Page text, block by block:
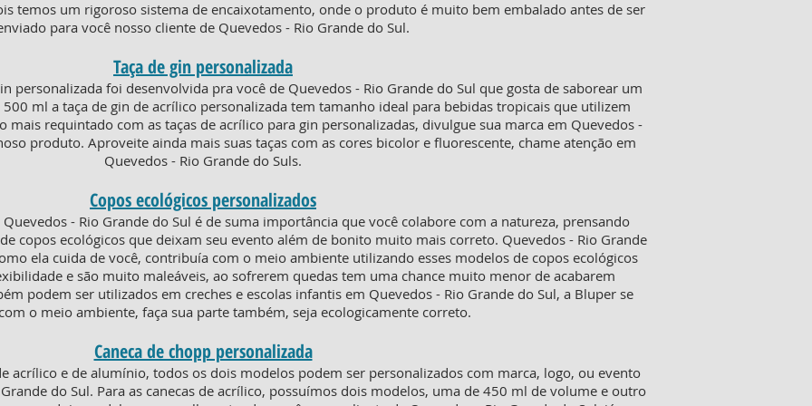
temos um rigoroso sistema de encaixotamento, onde o produto é muito bem embalado antes de ser
para você nosso cliente de Quevedos - Rio Grande do Sul.
Taça de gin personalizada
personalizada foi desenvolvida pra você de Quevedos - Rio Grande do Sul que gosta de saborear um
ml a taça de gin de acrílico personalizada tem tamanho ideal para bebidas tropicais que utilizem
mais requintado com as taças de acrílico para gin personalizadas, divulgue sua marca em Quevedos -
produto. Aproveite ainda mais suas taças com as cores bicolor e fluorescente, chame atenção em
Quevedos - Rio Grande do Suls.
Copos ecológicos personalizados
- Rio Grande do Sul é de suma importância que você colabore com a natureza, prensando
copos ecológicos que deixam seu evento além de bonito muito mais correto. Quevedos - Rio Grande
ela cuida de você, contribuía com o meio ambiente utilizando esses modelos de copos ecológicos
e são muito maleáveis, ao sofrerem quedas tem uma chance muito menor de acabarem
podem ser utilizados em creches e escolas infantis em Quevedos - Rio Grande do Sul, a Bluper se
o meio ambiente, faça sua parte também, seja ecologicamente correto.
Caneca de chopp personalizada
acrílico e de alumínio, todos os dois modelos podem ser personalizados com marca, logo, ou evento
do Sul. Para as canecas de acrílico, possuímos dois modelos, uma de 450 ml de volume e outro